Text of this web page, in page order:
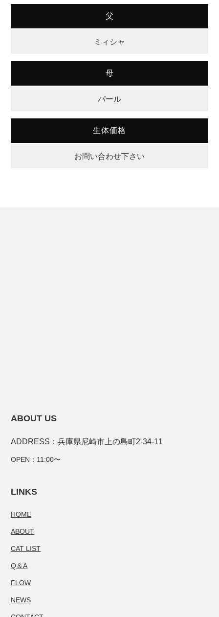
父
ミィシャ
母
パール
生体価格
お問い合わせ下さい
ABOUT US
ADDRESS：兵庫県尼崎市上の島町2-34-11
OPEN：11:00〜
LINKS
HOME
ABOUT
CAT LIST
Q＆A
FLOW
NEWS